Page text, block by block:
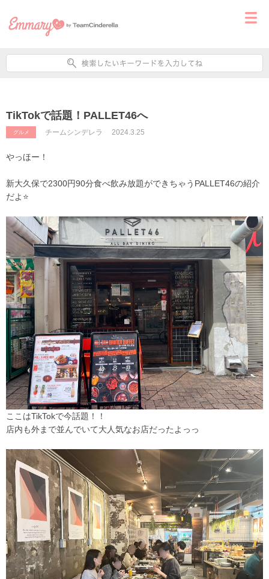
TikTokで話題！PALLET46へ
グルメ チームシンデレラ 2024.3.25
やっほー！
新大久保で2300円90分食べ飲み放題ができちゃうPALLET46の紹介
だよ⭐️
ここはTikTokで今話題！！
店内も外まで並んでいて大人気なお店だったよっっ